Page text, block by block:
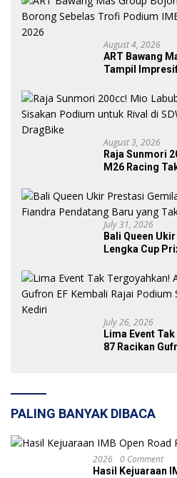
August 4, 2026
ART Bawang
Tampil Impresif Borong
2026
August 3, 2026
Raja Sunmori
M26 Racing
July 31, 2026
Bali Queen
Lengka Cup
July 26, 2026
Lima Event
87 Racikan
PALING BANYAK DIBACA
2026 0 Comment
Hasil Kejuaraan